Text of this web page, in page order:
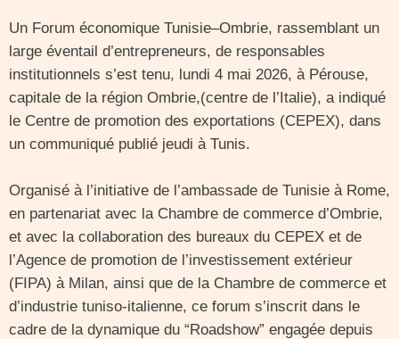
Un Forum économique Tunisie–Ombrie, rassemblant un
large éventail d’entrepreneurs, de responsables
institutionnels s’est tenu, lundi 4 mai 2026, à Pérouse,
capitale de la région Ombrie,(centre de l’Italie), a indiqué
le Centre de promotion des exportations (CEPEX), dans
un communiqué publié jeudi à Tunis.
Organisé à l’initiative de l’ambassade de Tunisie à Rome,
en partenariat avec la Chambre de commerce d’Ombrie,
et avec la collaboration des bureaux du CEPEX et de
l’Agence de promotion de l’investissement extérieur
(FIPA) à Milan, ainsi que de la Chambre de commerce et
d’industrie tuniso-italienne, ce forum s’inscrit dans le
cadre de la dynamique du “Roadshow” engagée depuis